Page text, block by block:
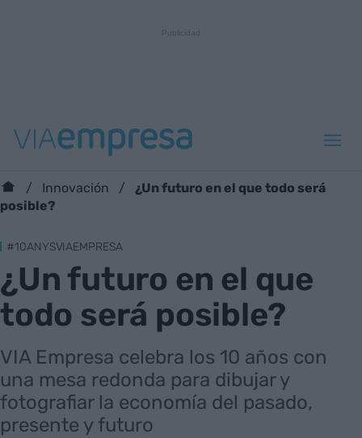
Innovación
¿Un futuro en el que todo será
posible?
#10ANYSVIAEMPRESA
¿Un futuro en el que
todo será posible?
VIA Empresa celebra los 10 años con
una mesa redonda para dibujar y
fotografiar la economía del pasado,
presente y futuro